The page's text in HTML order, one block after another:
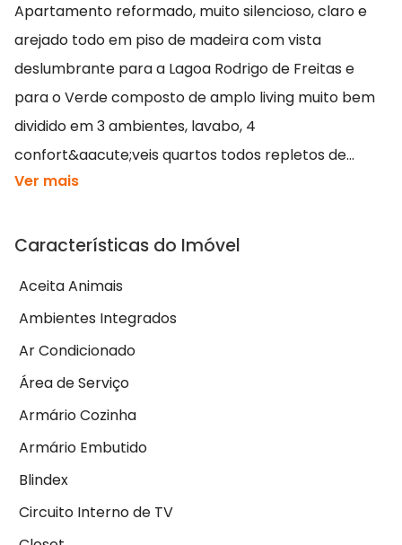
Apartamento reformado, muito silencioso, claro e
arejado todo em piso de madeira com vista
deslumbrante para a Lagoa Rodrigo de Freitas e
para o Verde composto de amplo living muito bem
dividido em 3 ambientes, lavabo, 4
confort&aacute;veis quartos todos repletos de...
Ver mais
Características do Imóvel
Aceita Animais
Ambientes Integrados
Ar Condicionado
Área de Serviço
Armário Cozinha
Armário Embutido
Blindex
Circuito Interno de TV